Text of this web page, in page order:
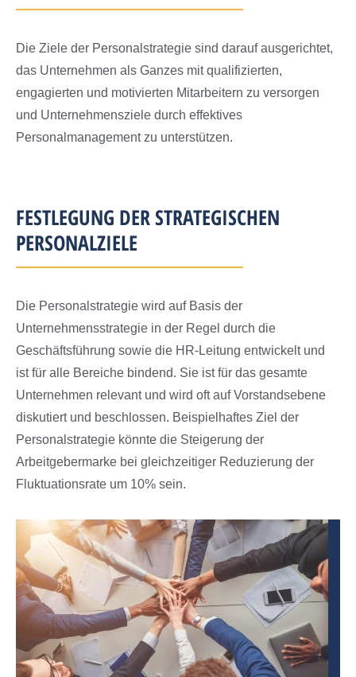
Die Ziele der Personalstrategie sind darauf ausgerichtet,
das Unternehmen als Ganzes mit qualifizierten,
engagierten und motivierten Mitarbeitern zu versorgen
und Unternehmensziele durch effektives
Personalmanagement zu unterstützen.
FESTLEGUNG DER STRATEGISCHEN
PERSONALZIELE
Die Personalstrategie wird auf Basis der
Unternehmensstrategie in der Regel durch die
Geschäftsführung sowie die HR-Leitung entwickelt und
ist für alle Bereiche bindend. Sie ist für das gesamte
Unternehmen relevant und wird oft auf Vorstandsebene
diskutiert und beschlossen. Beispielhaftes Ziel der
Personalstrategie könnte die Steigerung der
Arbeitgebermarke bei gleichzeitiger Reduzierung der
Fluktuationsrate um 10% sein.